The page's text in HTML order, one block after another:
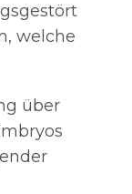
welche
über